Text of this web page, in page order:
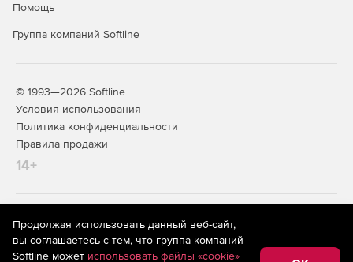
администрировании и т. п.
Помощь
Группа компаний Softline
© 1993—2026 Softline
Условия использования
Политика конфиденциальности
Правила продажи
14+
На информационном ресурсе store.softline.ru применяются
рекомендательные технологии
(информационные технологии
предоставления информации на основе сбора,
систематизации и анализа сведений, относящихся к
Продолжая использовать данный веб-сайт,
вы соглашаетесь с тем, что группа компаний
Softline может использовать файлы «cookie»